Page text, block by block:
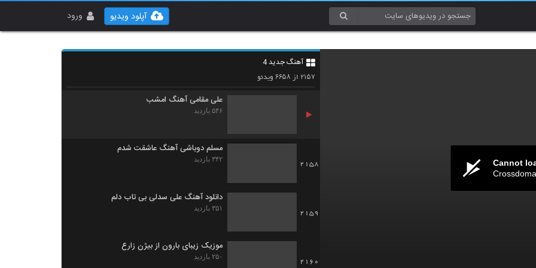
ورود آپلود ویدیو
Cannot
آهنگ جدید 4
۲۱۵۷ از ۶۶۵۸ویدئو
2156
موزیک زیبای جاده ی دور از مهدی تهرانی
علی مقامی آهنگ امشب
۵۴۶ بازدید
2158
مسلم دوباشی آهنگ عاشقت شدم
۳۴۲ بازدید
2159
دانلود آهنگ علی سدلی بی تاب دلم
۳۵۱ بازدید
2160
موزیک زیبای بارون از بیژن زارع
۲۵۰ بازدید